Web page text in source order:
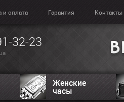
и оплата Гарантия Контакты
32-23
Женские
часы